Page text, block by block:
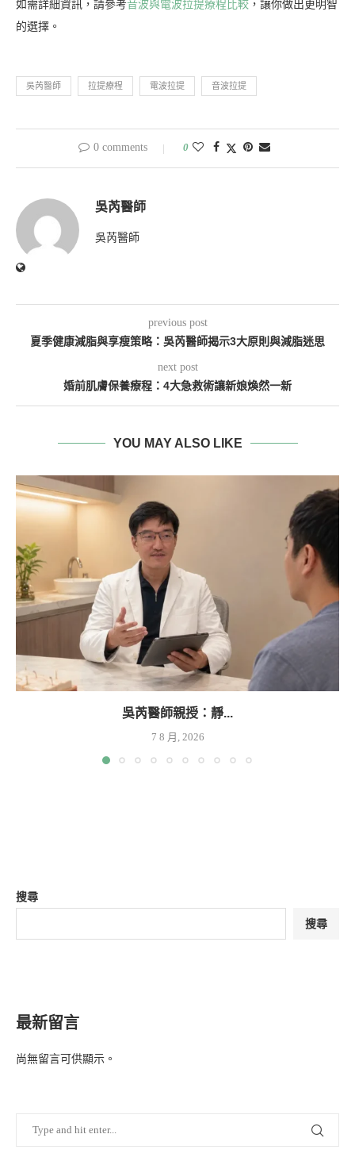
如需詳細資訊，請參考音波與電波拉提療程比較 ，讓你做出更明智
的選擇。
吳芮醫師 拉提療程 電波拉提 音波拉提
0 comments 0
吳芮醫師
吳芮醫師
previous post
夏季健康減脂與享瘦策略：吳芮醫師揭示3大原則與減脂迷思
next post
婚前肌膚保養療程：4大急救術讓新娘煥然一新
YOU MAY ALSO LIKE
吳芮醫師親授：靜...
7 8 月, 2026
搜尋
搜尋
最新留言
尚無留言可供顯示。